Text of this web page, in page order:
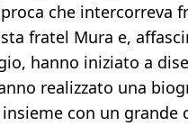
che intercorreva
fratel Mura e,
hanno iniziato a
realizzato una
con un grande